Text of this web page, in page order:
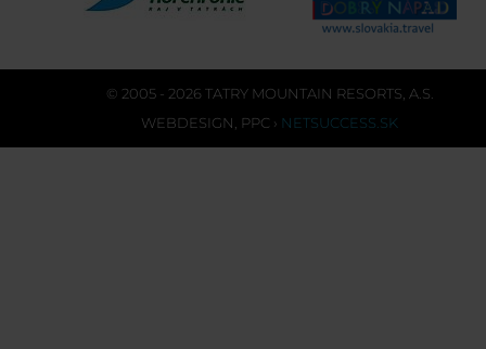
© 2005 - 2026 TATRY MOUNTAIN RESORTS, A.S.
WEBDESIGN PPC › NETSUCCESS.SK